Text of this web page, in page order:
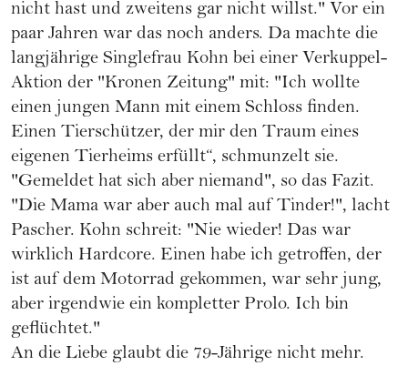
nicht hast und zweitens gar nicht willst." Vor ein
paar Jahren war das noch anders. Da machte die
langjährige Singlefrau Kohn bei einer Verkuppel-
Aktion der "Kronen Zeitung" mit: "Ich wollte
einen jungen Mann mit einem Schloss finden.
Einen Tierschützer, der mir den Traum eines
eigenen Tierheims erfüllt“, schmunzelt sie.
"Gemeldet hat sich aber niemand", so das Fazit.
"Die Mama war aber auch mal auf Tinder!", lacht
Pascher. Kohn schreit: "Nie wieder! Das war
wirklich Hardcore. Einen habe ich getroffen, der
ist auf dem Motorrad gekommen, war sehr jung,
aber irgendwie ein kompletter Prolo. Ich bin
geflüchtet."
An die Liebe glaubt die 79-Jährige nicht mehr.